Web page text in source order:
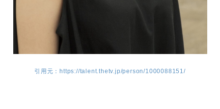
引用元：https://talent.thetv.jp/person/1000088151/